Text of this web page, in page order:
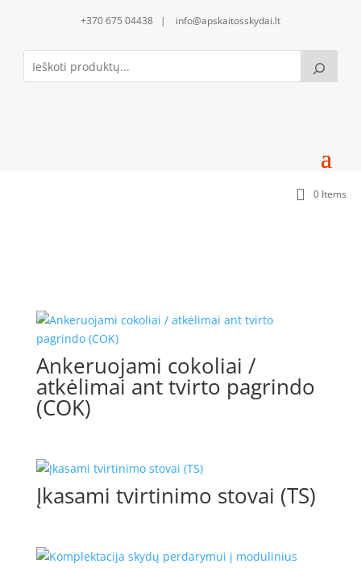
+370 675 04438 | info@apskaitosskydai.lt
0 Items
Ankeruojami cokoliai /
atkėlimai ant tvirto pagrindo
(COK)
Įkasami tvirtinimo stovai (TS)